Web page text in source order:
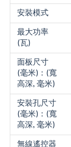
安裝模式
最大功率
(瓦)
面板尺寸
(毫米)：(寬
高深, 毫米)
安裝孔尺寸
(毫米)：(寬
高深, 毫米)
無線遙控器